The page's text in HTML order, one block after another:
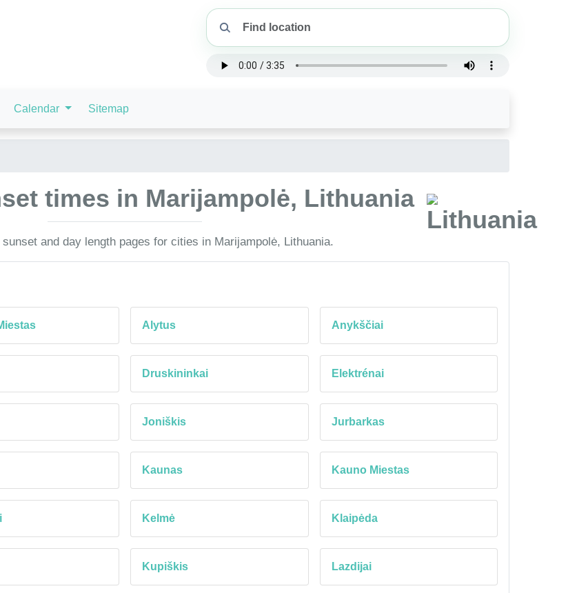
Calendar Sitemap
times in Marijampolė, Lithuania
and day length pages for cities in Marijampolė, Lithuania.
Alytus Anykščiai
Druskininkai Elektrénai
Joniškis Jurbarkas
Kaunas Kauno Miestas
Kelmė Klaipėda
Kupiškis Lazdijai